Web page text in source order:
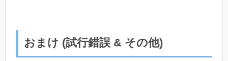
おまけ (試行錯誤 & その他)